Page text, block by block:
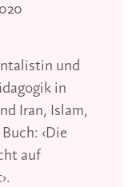
und
in
Iran, Islam,
‹Die
auf